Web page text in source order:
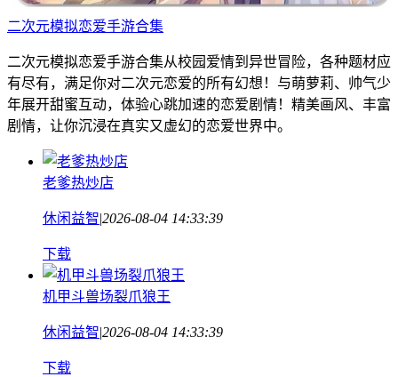
二次元模拟恋爱手游合集
二次元模拟恋爱手游合集从校园爱情到异世冒险，各种题材应
有尽有，满足你对二次元恋爱的所有幻想！与萌萝莉、帅气少
年展开甜蜜互动，体验心跳加速的恋爱剧情！精美画风、丰富
剧情，让你沉浸在真实又虚幻的恋爱世界中。
老爹热炒店
休闲益智|2026-08-04 14:33:39
下载
机甲斗兽场裂爪狼王
休闲益智|2026-08-04 14:33:39
下载